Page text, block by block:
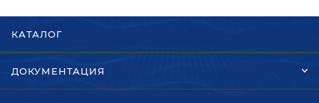
КАТАЛОГ
ДОКУМЕНТАЦИЯ